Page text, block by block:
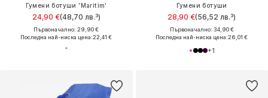
Гумени ботуши 'Maritim'
24,90 €(48,70 лв.³)
Първоначално: 29,90 €
Последна най-ниска цена:22,41 €
Гумени ботуши
28,90 €(56,52 лв.³)
Първоначално: 34,90 €
Последна най-ниска цена:26,01 €
+1